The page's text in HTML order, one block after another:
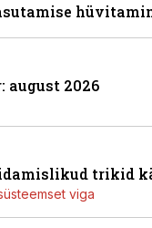
august 2026
trikid
viga